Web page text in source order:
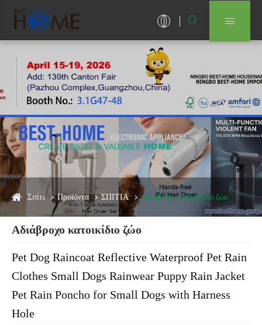
 
Σπίτι Προϊόντα ΣΠΙΤΙΑ Αδιάβροχο κατοικίδιο ζώο
Αδιάβροχο κατοικίδιο ζώο
Pet Dog Raincoat Reflective Waterproof Pet Rain
Clothes Small Dogs Rainwear Puppy Rain Jacket
Pet Rain Poncho for Small Dogs with Harness
Hole